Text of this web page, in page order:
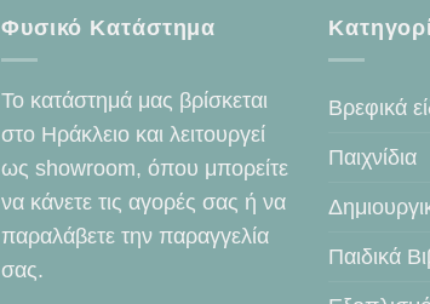
Φυσικό Κατάστημα
Το κατάστημά μας βρίσκεται
στο Ηράκλειο και λειτουργεί
ως showroom, όπου μπορείτε
να κάνετε τις αγορές σας ή να
παραλάβετε την παραγγελία
σας.
Βρεφικά
Παιχνίδια
Παιδικά